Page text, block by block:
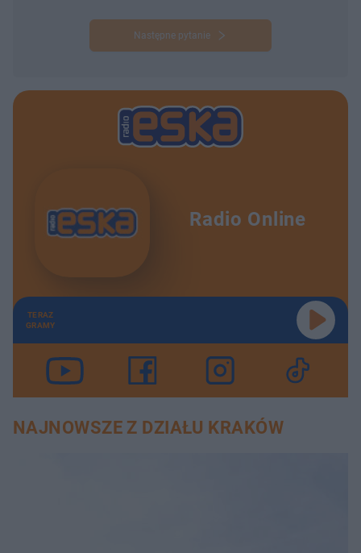
Następne pytanie
Radio Online
TERAZ
GRAMY
NAJNOWSZE Z DZIAŁU KRAKÓW